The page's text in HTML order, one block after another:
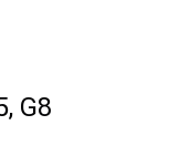
G8